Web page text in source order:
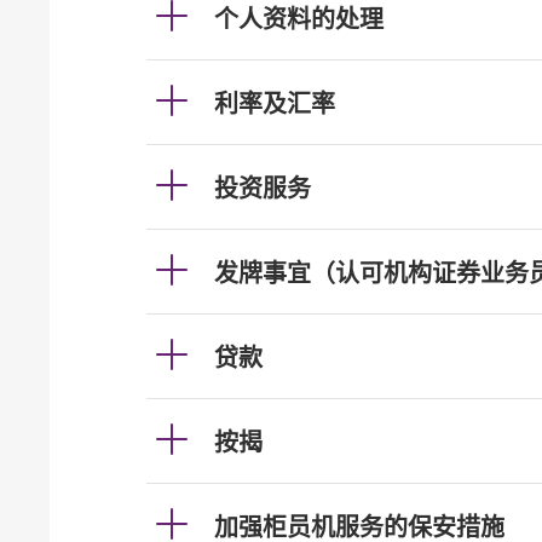
个人资料的处理
利率及汇率
投资服务
发牌事宜（认可机构证券业务
贷款
按揭
加强柜员机服务的保安措施